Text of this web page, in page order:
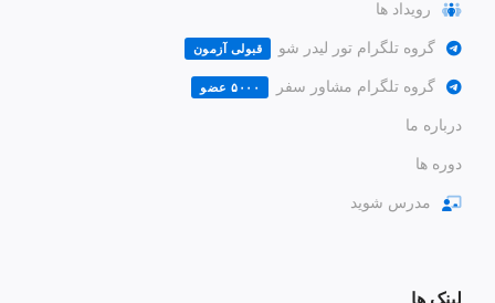
رویداد ها
گروه تلگرام تور لیدر شو قبولی آزمون
گروه تلگرام مشاور سفر ۵۰۰۰ عضو
درباره ما
دوره ها
مدرس شوید
لینک ها